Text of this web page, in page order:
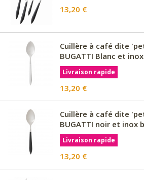
13,20 €
Cuillère à café dite
BUGATTI Blanc et
Livraison rapide
13,20 €
Cuillère à café dite
BUGATTI noir et inox
Livraison rapide
13,20 €